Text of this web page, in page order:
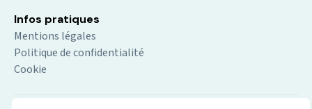
Infos pratiques
Mentions légales
Politique de confidentialité
Cookie